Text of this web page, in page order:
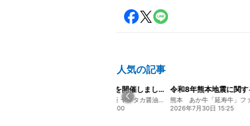
人気の記事
経営方針説明会を開催しました
130年の伝統と革新 ヤマタカ醤油ファンド
2026年8月4日 20:00
2026年7月30日 15:25